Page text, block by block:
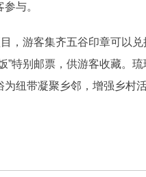
与。
游客集齐五谷印章可以兑
”特别邮票，供游客收藏。
纽带凝聚乡邻，增强乡村